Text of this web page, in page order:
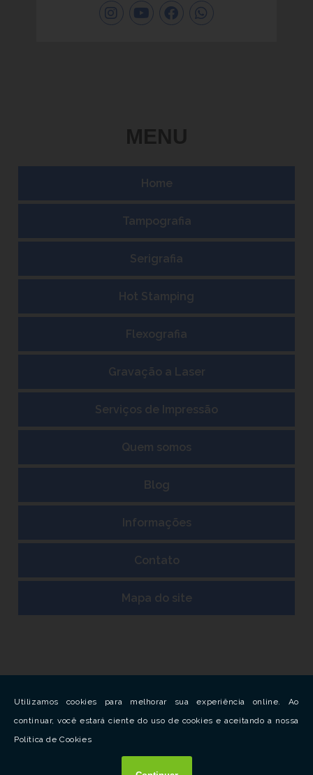
Home
Tampografia
Serigrafia
Hot Stamping
Flexografia
Gravação a Laser
Serviços de Impressão
Quem somos
Blog
Informações
Contato
Mapa do site
Copyright © Kent. (Lei 9610 de 19/02/1998)
W3C